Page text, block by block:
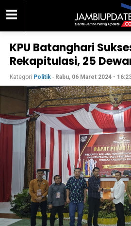
KPU Batanghari
Rekapitulasi, 25
Kategori Politik - Rabu, 06 Maret 2024 -